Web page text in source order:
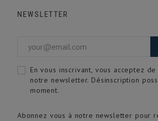
NEWSLETTER
Abonnez vous à notre newsletter pour
En vous inscrivant, vous acceptez
notre newsletter. Désinscription
moment.